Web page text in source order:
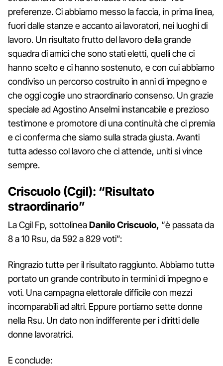
preferenze. Ci abbiamo messo la faccia, in prima linea,
fuori dalle stanze e accanto ai lavoratori, nei luoghi di
lavoro. Un risultato frutto del lavoro della grande
squadra di amici che sono stati eletti, quelli che ci
hanno scelto e ci hanno sostenuto, e con cui abbiamo
condiviso un percorso costruito in anni di impegno e
che oggi coglie uno straordinario consenso. Un grazie
speciale ad Agostino Anselmi instancabile e prezioso
testimone e promotore di una continuità che ci premia
e ci conferma che siamo sulla strada giusta. Avanti
tutta adesso col lavoro che ci attende, uniti si vince
sempre.
Criscuolo (Cgil): “Risultato
straordinario”
La Cgil Fp, sottolineaDanilo Criscuolo, “è passata da
8 a 10 Rsu, da 592 a 829 voti”:
Ringrazio tuttə per il risultato raggiunto. Abbiamo tuttə
portato un grande contributo in termini di impegno e
voti. Una campagna elettorale difficile con mezzi
incomparabili ad altri. Eppure portiamo sette donne
nella Rsu. Un dato non indifferente per i diritti delle
donne lavoratrici.
E conclude: